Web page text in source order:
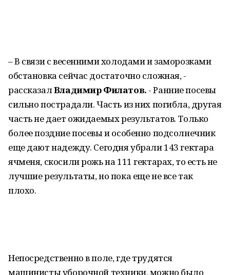
– В связи с весенними холодами и заморозками
обстановка сейчас достаточно сложная, -
рассказалВладимир Филатов. - Ранние посевы
сильно пострадали. Часть из них погибла, другая
часть не дает ожидаемых результатов. Только
более поздние посевы и особенно подсолнечник
еще дают надежду. Сегодня убрали 143 гектара
ячменя, скосили рожь на 111 гектарах, то есть не
лучшие результаты, но пока еще не все так
плохо.
Непосредственно в поле, где трудятся
машинисты уборочной техники, можно было